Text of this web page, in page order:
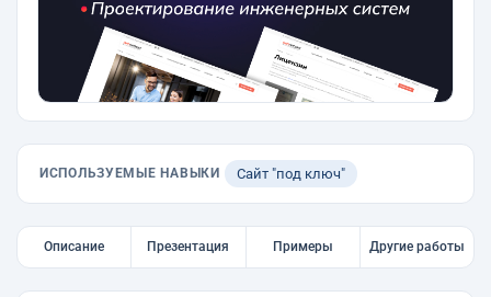
ИСПОЛЬЗУЕМЫЕ НАВЫКИ Сайт "под ключ"
Описание Презентация Примеры Другие работы